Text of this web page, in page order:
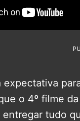
expectativa
o 4º filme
tudo